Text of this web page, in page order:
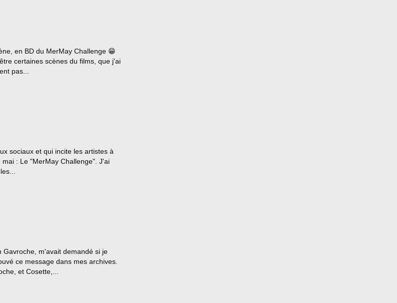
en BD du MerMay Challenge 😁
certaines scènes du films, que j'ai
pas...
sociaux et qui incite les artistes à
: Le "MerMay Challenge". J'ai
Gavroche, m'avait demandé si je
ce message dans mes archives.
et Cosette,...